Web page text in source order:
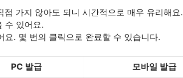
접 가지 않아도 되니 시간적으로 매우 유리해요.
수 있어요.
요. 몇 번의 클릭으로 완료할 수 있습니다.
PC 발급 모바일 발급